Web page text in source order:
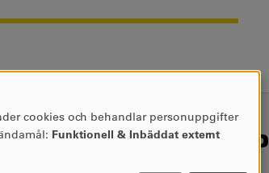
KUNSKAP
cookies och behandlar personuppgifter
Funktionell & Inbäddat externt